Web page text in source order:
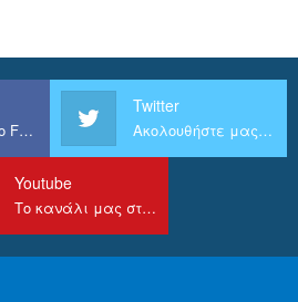
Βρείτε μας στο Facebook
Twitter
Ακολουθήστε μας στο Twitter
Youtube
Το κανάλι μας στο Youtube